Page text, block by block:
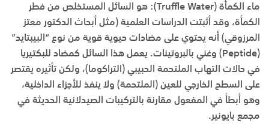
ماء الكمأة (Truffle Water):
هو السائل المستخلص من فطر
الكمأة، وقد أثبتت الدراسات العلمية (مثل أبحاث الدكتور معتز
المرزوقي) أنه يحتوي على مضادات حيوية قوية من نوع “البيبتايد”
(Peptide) وغني بالبروتينات. يعمل هذا السائل كمضاد للبكتيريا
في حالات التهاب الملتحمة الحبيبي (التراكوما)، ولكن تأثيره يقتصر
على السطح الخارجي للعين (الملتحمة) ولا ينفذ للأجزاء الداخلية،
وهو أبطأ في المفعول مقارنة بالتركيبات الصيدلانية الحديثة في
مجمع بايونير.